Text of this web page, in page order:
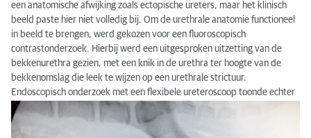
Fluoroscopisch onderzoek
Opvolging
een anatomische afwijking zoals ectopische ureters, maar het klinisch
beeld paste hier niet volledig bij. Om de urethrale anatomie functioneel
in beeld te brengen, werd gekozen voor een fluoroscopisch
contrastonderzoek. Hierbij werd een uitgesproken uitzetting van de
bekkenurethra gezien, met een knik in de urethra ter hoogte van de
bekkenomslag die leek te wijzen op een urethrale strictuur.
Endoscopisch onderzoek met een flexibele ureteroscoop toonde echter
geen strictuur of obstructief letsel.